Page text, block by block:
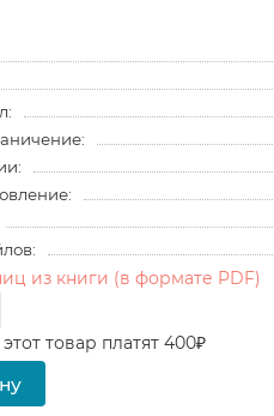
из книги (в формате PDF)
товар платят 400₽